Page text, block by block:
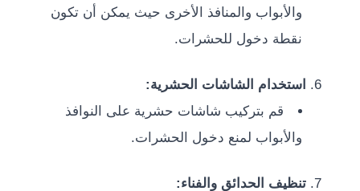
والأبواب والمنافذ الأخرى حيث يمكن أن تكون
نقطة دخول للحشرات.
استخدام الشاشات الحشرية:
قم بتركيب شاشات حشرية على النوافذ
والأبواب لمنع دخول الحشرات.
تنظيف الحدائق والفناء: